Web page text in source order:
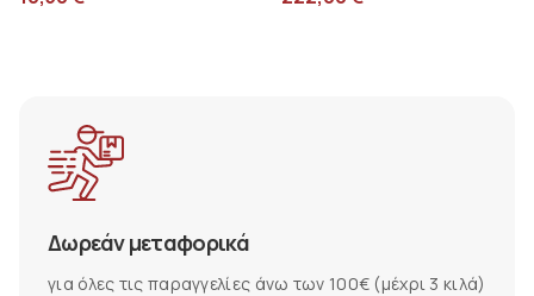
Δωρεάν μεταφορικά
για όλες τις παραγγελίες άνω των 100€ (μέχρι 3 κιλά)